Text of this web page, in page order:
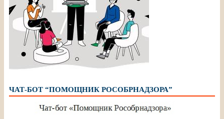
ЧАТ-БОТ “ПОМОЩНИК РОСОБРНАДЗОРА”